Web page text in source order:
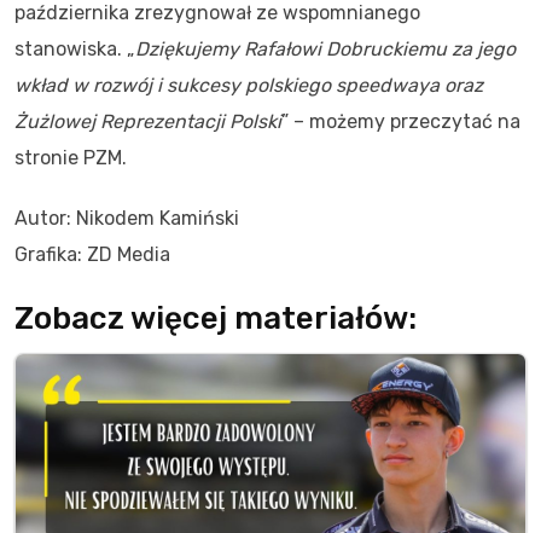
października zrezygnował ze wspomnianego
stanowiska. „Dziękujemy Rafałowi Dobruckiemu za jego
wkład w rozwój i sukcesy polskiego speedwaya oraz
Żużlowej Reprezentacji Polski” – możemy przeczytać na
stronie PZM.
Autor: Nikodem Kamiński
Grafika: ZD Media
Zobacz więcej materiałów: